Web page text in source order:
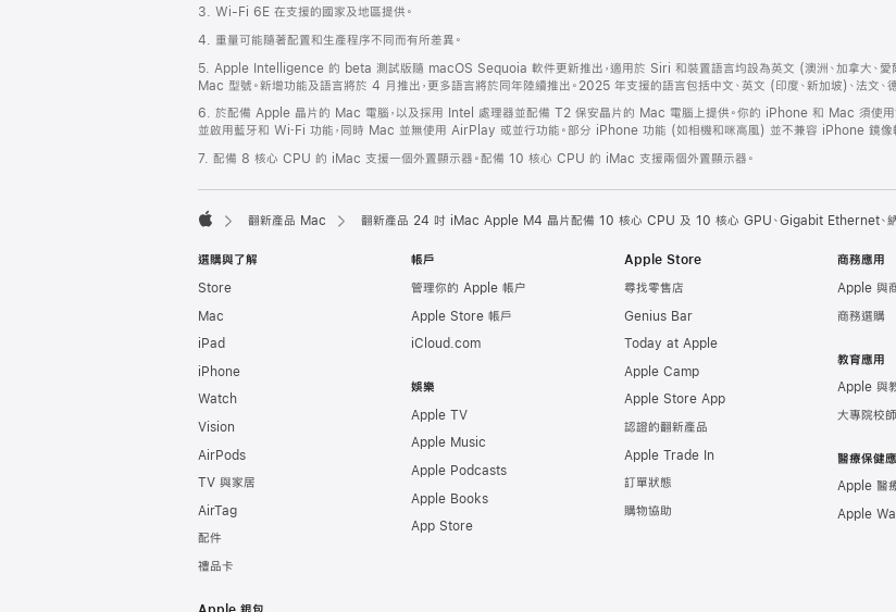
3. Wi-Fi 6E 在支援的國家及地區提供。
4. 重量可能隨著配置和生產程序不同而有所差異。
5. Apple Intelligence 的 beta 測試版隨 macOS Sequoia 軟件更新推出，適用於 Siri 和裝置語言均設為英文 (澳洲、加拿大、愛
Mac 型號。新增功能及語言將於 4 月推出，更多語言將於同年陸續推出。2025 年支援的語言包括中文、英文 (印度、新加坡)、法文、德
6. 於配備 Apple 晶片的 Mac 電腦，以及採用 Intel 處理器並配備 T2 保安晶片的 Mac 電腦上提供。你的 iPhone 和 Mac 須使
並啟用藍牙和 Wi‑Fi 功能，同時 Mac 並無使用 AirPlay 或並行功能。部分 iPhone 功能 (如相機和咪高風) 並不兼容 iPhone 鏡像
7. 配備 8 核心 CPU 的 iMac 支援一個外置顯示器。配備 10 核心 CPU 的 iMac 支援兩個外置顯示器。
翻新產品 Mac 翻新產品 24 吋 iMac Apple M4 晶片配備 10 核心 CPU 及 10 核心 GPU、Gigabit Ethernet、
選購與了解
Store
Mac
iPad
iPhone
Watch
Vision
AirPods
TV 與家居
AirTag
配件
禮品卡
帳戶
管理你的 Apple 帳户
Apple Store 帳戶
iCloud.com
娛樂
Apple TV
Apple Music
Apple Podcasts
Apple Books
App Store
Apple Store
尋找零售店
Genius Bar
Today at Apple
Apple Camp
Apple Store App
認證的翻新產品
Apple Trade In
訂單狀態
購物協助
商務應用
Apple 與
商務選購
教育應用
Apple 與
大專院校
醫療保健
Apple 醫
Apple